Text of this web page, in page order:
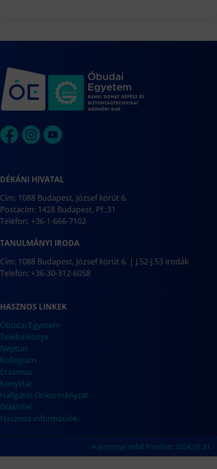
DÉKÁNI HIVATAL
Cím: 1088 Budapest, József körút 6.
Postacím: 1428 Budapest, Pf.:31
Telefon: +36-1-666-7102
TANULMÁNYI IRODA
Cím: 1088 Budapest, József körút 6. | J.52-J.53 irodák
Telefon: +36-30-312-6058
HASZNOS LINKEK
Óbudai Egyetem
Telefonkönyv
Neptun
Kollégium
Erasmus
Könyvtár
Hallgatói Önkormányzat
Diákhitel
Hasznos információk
A jelenlegi oldal frissítve: 2024.05.31.